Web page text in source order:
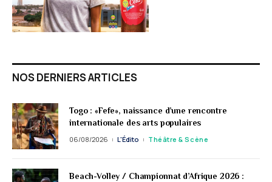
NOS DERNIERS ARTICLES
Togo : «Fefe», naissance d’une rencontre
internationale des arts populaires
06/08/2026 L'Édito Théâtre & Scène
Beach-Volley / Championnat d’Afrique 2026 :